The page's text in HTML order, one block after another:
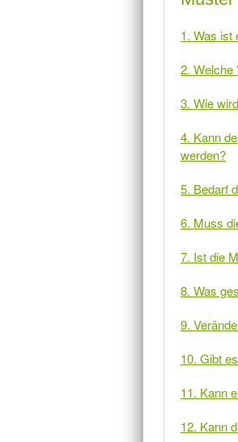
1. Was ist
2. Welche
3. Wie
4. Kann
werden?
5. Bedarf
6. Muss
7. Ist die
8. Was
9.
10. Gibt
11. Kann
12. Kann